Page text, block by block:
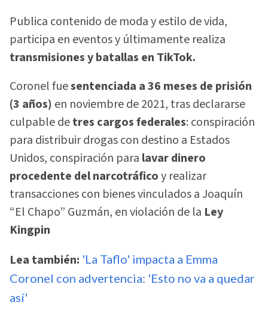
Publica contenido de moda y estilo de vida,
participa en eventos y últimamente realiza
transmisiones y batallas en TikTok.
Coronel fuesentenciada a 36 meses de prisión
(3 años) en noviembre de 2021, tras declararse
culpable detres cargos federales: conspiración
para distribuir drogas con destino a Estados
Unidos, conspiración para lavar dinero
procedente del narcotráficoy realizar
transacciones con bienes vinculados a Joaquín
“El Chapo” Guzmán, en violación de la Ley
Kingpin
Lea también: 'La Taflo' impacta a Emma
Coronel con advertencia: 'Esto no va a quedar
así'